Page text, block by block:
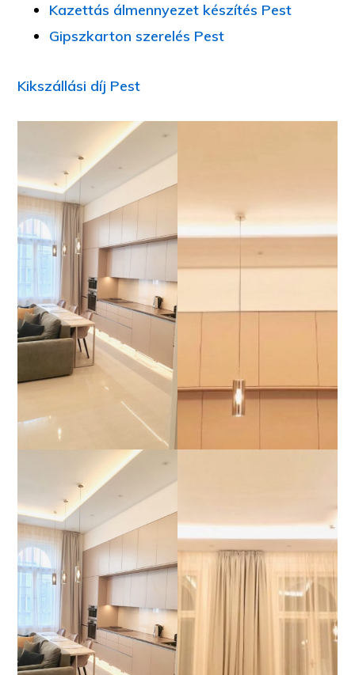
Kazettás álmennyezet készítés Pest
Gipszkarton szerelés Pest
Kikszállási díj Pest